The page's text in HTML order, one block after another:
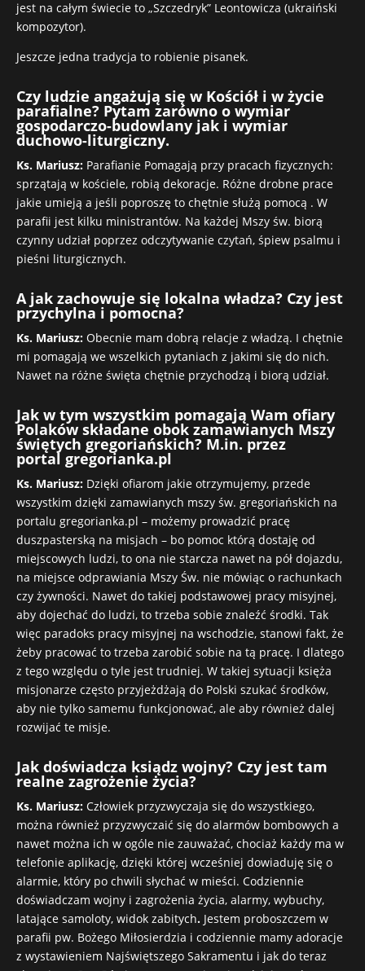
jest na całym świecie to „Szczedryk” Leontowicza (ukraiński
kompozytor).
Jeszcze jedna tradycja to robienie pisanek.
Czy ludzie angażują się w Kościół i w życie
parafialne? Pytam zarówno o wymiar
gospodarczo-budowlany jak i wymiar
duchowo-liturgiczny.
Ks. Mariusz: Parafianie Pomagają przy pracach fizycznych:
sprzątają w kościele, robią dekoracje. Różne drobne prace
jakie umieją a jeśli poproszę to chętnie służą pomocą . W
parafii jest kilku ministrantów. Na każdej Mszy św. biorą
czynny udział poprzez odczytywanie czytań, śpiew psalmu i
pieśni liturgicznych.
A jak zachowuje się lokalna władza? Czy jest
przychylna i pomocna?
Ks. Mariusz: Obecnie mam dobrą relacje z władzą. I chętnie
mi pomagają we wszelkich pytaniach z jakimi się do nich.
Nawet na różne święta chętnie przychodzą i biorą udział.
Jak w tym wszystkim pomagają Wam ofiary
Polaków składane obok zamawianych Mszy
świętych gregoriańskich? M.in. przez
portal gregorianka.pl
Ks. Mariusz: Dzięki ofiarom jakie otrzymujemy, przede
wszystkim dzięki zamawianych mszy św. gregoriańskich na
portalu gregorianka.pl – możemy prowadzić pracę
duszpasterską na misjach – bo pomoc którą dostaję od
miejscowych ludzi, to ona nie starcza nawet na pół dojazdu,
na miejsce odprawiania Mszy Św. nie mówiąc o rachunkach
czy żywności. Nawet do takiej podstawowej pracy misyjnej,
aby dojechać do ludzi, to trzeba sobie znaleźć środki. Tak
więc paradoks pracy misyjnej na wschodzie, stanowi fakt, że
żeby pracować to trzeba zarobić sobie na tą pracę. I dlatego
z tego względu o tyle jest trudniej. W takiej sytuacji księża
misjonarze często przyjeżdżają do Polski szukać środków,
aby nie tylko samemu funkcjonować, ale aby również dalej
rozwijać te misje.
Jak doświadcza ksiądz wojny? Czy jest tam
realne zagrożenie życia?
Ks. Mariusz: Człowiek przyzwyczaja się do wszystkiego,
można również przyzwyczaić się do alarmów bombowych a
nawet można ich w ogóle nie zauważać, chociaż każdy ma w
telefonie aplikację, dzięki której wcześniej dowiaduję się o
alarmie, który po chwili słychać w mieści. Codziennie
doświadczam wojny i zagrożenia życia, alarmy, wybuchy,
latające samoloty, widok zabitych. Jestem proboszczem w
parafii pw. Bożego Miłosierdzia i codziennie mamy adoracje
z wystawieniem Najświętszego Sakramentu i jak do teraz